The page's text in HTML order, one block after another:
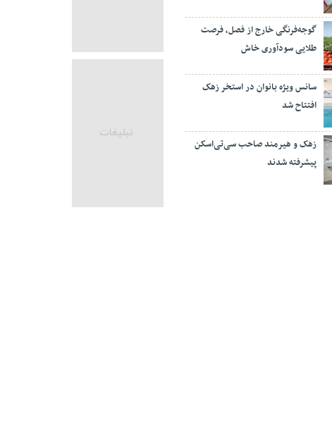
گوجه‌فرنگی خارج از فصل، فرصت
طلایی سودآوری خاش
سانس ویژه بانوان در استخر زهک
افتتاح شد
زهک و هیرمند صاحب سی‌تی‌اسکن
پیشرفته شدند